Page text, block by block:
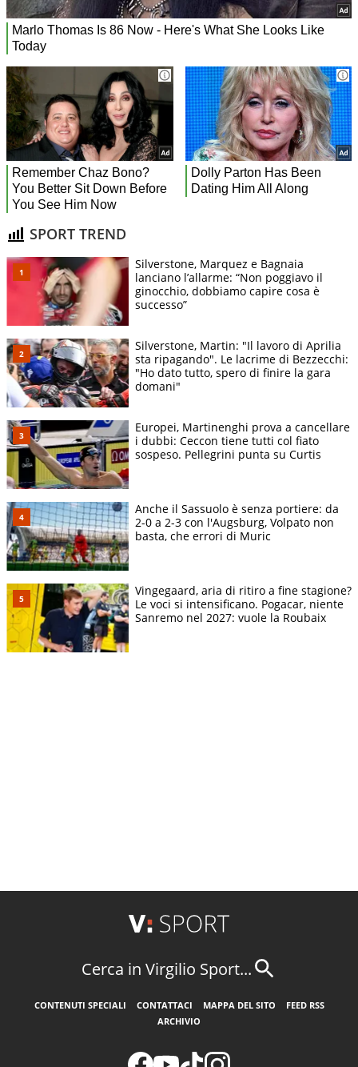
SPORT TREND
Silverstone, Marquez e Bagnaia
lanciano l’allarme: “Non poggiavo il
ginocchio, dobbiamo capire cosa è
successo”
Silverstone, Martin: "Il lavoro di Aprilia
sta ripagando". Le lacrime di Bezzecchi:
"Ho dato tutto, spero di finire la gara
domani"
Europei, Martinenghi prova a cancellare
i dubbi: Ceccon tiene tutti col fiato
sospeso. Pellegrini punta su Curtis
Anche il Sassuolo è senza portiere: da
2-0 a 2-3 con l'Augsburg, Volpato non
basta, che errori di Muric
Vingegaard, aria di ritiro a fine stagione?
Le voci si intensificano. Pogacar, niente
Sanremo nel 2027: vuole la Roubaix
Cerca in Virgilio Sport...
CONTENUTI SPECIALI CONTATTACI MAPPA DEL SITO
FEED RSS
ARCHIVIO